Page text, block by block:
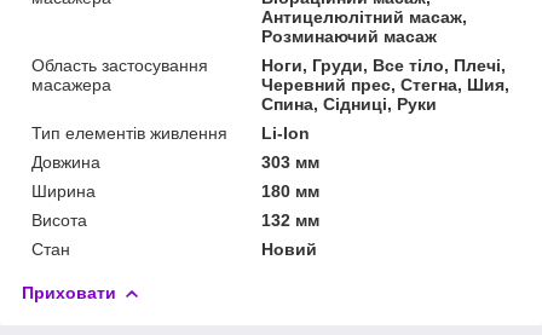
Антицелюлітний масаж,
Розминаючий масаж
Область застосування
масажера
Ноги, Груди, Все тіло, Плечі,
Черевний прес, Стегна, Шия,
Спина, Сідниці, Руки
Тип елементів живлення
Li-Ion
Довжина
303 мм
Ширина
180 мм
Висота
132 мм
Стан
Новий
Приховати